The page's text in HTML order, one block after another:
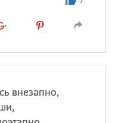
внезапно,